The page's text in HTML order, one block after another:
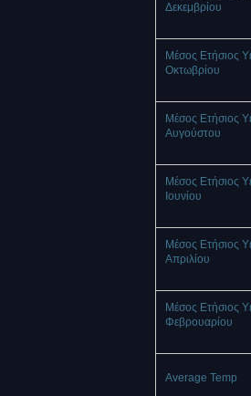
Δεκεμβρίου
Μέσος Ετήσιος
Οκτωβρίου
Μέσος Ετήσιος
Αυγούστου
Μέσος Ετήσιος
Ιουνίου
Μέσος Ετήσιος
Απριλίου
Μέσος Ετήσιος
Φεβρουαρίου
Average Temp